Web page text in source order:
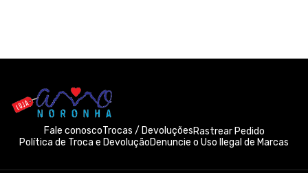
Fale conoscoTrocas / DevoluçõesRastrear Pedido
Política de Troca e DevoluçãoDenuncie o Uso Ilegal de Marcas